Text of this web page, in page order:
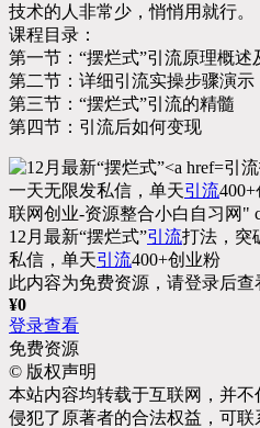
技术的人非常少，悄悄用就行。
课程目录：
第一节：“摆烂式”引流原理概述
第二节：详细引流实操步骤演示
第三节：“摆烂式”引流的精髓
第四节：引流后如何变现
引
一天无限发私信，单天引流
联网创业-资源整合小白自习网"
12月最新“摆烂式”引流打法，突
私信，单天引流400+创业粉
此内容为免费资源，请登录后查
¥0
登录查看
免费资源
© 版权声明
本站内容均转载于互联网，并
侵犯了原著者的合法权益，可